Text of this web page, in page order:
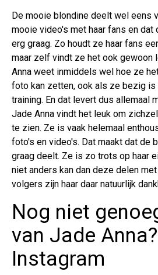
De mooie blondine deelt wel eens
mooie video's met haar fans en
erg graag. Zo houdt ze haar fans
maar zelf vindt ze het ook gewoon
Anna weet inmiddels wel hoe ze
foto kan zetten, ook als ze bezig
training. En dat levert dus allemaal
Jade Anna vindt het leuk om
te zien. Ze is vaak helemaal
foto's en video's. Dat maakt dat de
graag deelt. Ze is zo trots op haar
niet anders kan dan deze delen
volgers zijn haar daar natuurlijk
Nog niet
van Jade
Instagram